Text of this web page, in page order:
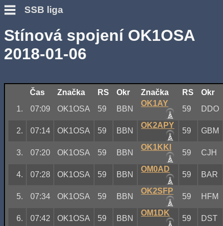
SSB liga
Stínová spojení OK1OSA
2018-01-06
Čas Značka RS Okr Značka RS
Okr
1.
07:09 OK1OSA 59 BBN
OK1AY
59 DDO
2. 07:14 OK1OSA 59 BBN
OK2APY
59 GBM
3. 07:20 OK1OSA 59 BBN
OK1KKI
59 CJH
4. 07:28 OK1OSA 59 BBN
OM0AD
59 BAR
5. 07:34 OK1OSA 59 BBN
OK2SFP
59 HFM
6. 07:42 OK1OSA 59 BBN
OM1DK
59 DST